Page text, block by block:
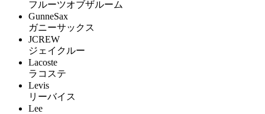
フルーツオブザルーム
GunneSax
ガニーサックス
JCREW
ジェイクルー
Lacoste
ラコステ
Levis
リーバイス
Lee